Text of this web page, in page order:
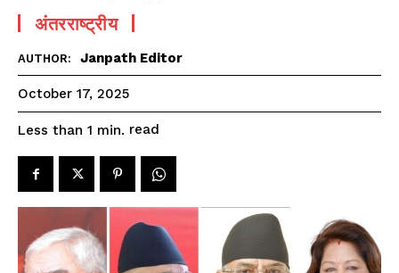
अंतरराष्ट्रीय
AUTHOR: Janpath Editor
October 17, 2025
Less than 1 min. read